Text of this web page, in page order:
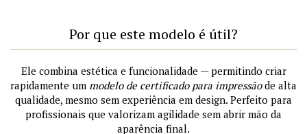
Por que este modelo é útil?
Ele combina estética e funcionalidade — permitindo criar
rapidamente um modelo de certificado para impressãode alta
qualidade, mesmo sem experiência em design. Perfeito para
profissionais que valorizam agilidade sem abrir mão da
aparência final.